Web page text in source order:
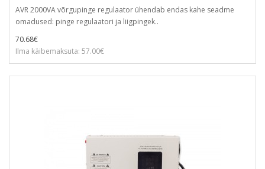
AVR 2000VA võrgupinge regulaator ühendab endas kahe seadme
omadused: pinge regulaatori ja liigpingek..
70.68€
Ilma käibemaksuta: 57.00€